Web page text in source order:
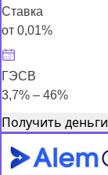
Ставка
от 0,01%
ГЭСВ
3,7% – 46%
Получить деньги